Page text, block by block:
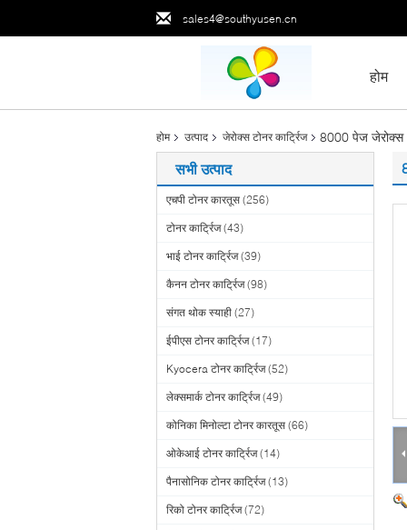
sales4@southyusen.cn
होम
होम उत्पाद जेरोक्स टोनर कार्ट्रिज 8000 पेज जेरोक्स
सभी उत्पाद
एचपी टोनर कारतूस (256)
टोनर कार्ट्रिज (43)
भाई टोनर कार्ट्रिज (39)
कैनन टोनर कार्ट्रिज (98)
संगत थोक स्याही (27)
ईपीएस टोनर कार्ट्रिज (17)
Kyocera टोनर कार्ट्रिज (52)
लेक्समार्क टोनर कार्ट्रिज (49)
कोनिका मिनोल्टा टोनर कारतूस (66)
ओकेआई टोनर कार्ट्रिज (14)
पैनासोनिक टोनर कार्ट्रिज (13)
रिको टोनर कार्ट्रिज (72)